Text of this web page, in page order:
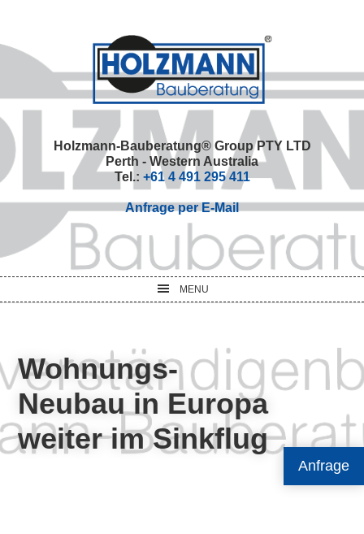
Anfrage
primary
navigation
main
primary
footer
Holzmann-Bauberatung® Group PTY LTD
Perth - Western Australia
Tel.: +61 4 491 295 411
Anfrage per E-Mail
MENU
Wohnungs-
Neubau in Europa
weiter im Sinkflug